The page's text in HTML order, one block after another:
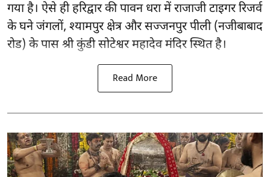
गया है। ऐसे ही हरिद्वार की पावन धरा में राजाजी टाइगर रिजर्व
के घने जंगलों, श्यामपुर क्षेत्र और सज्जनपुर पीली (नजीबाबाद
रोड) के पास श्री कुंडी सोटेश्वर महादेव मंदिर स्थित है।
Read More